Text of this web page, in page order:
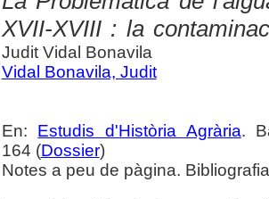
XVII-XVIII : la
Judit Vidal Bonavila
Vidal Bonavila, Judit
En: Estudis d'Història Agrària.
164 (Dossier)
Notes a peu de pàgina.